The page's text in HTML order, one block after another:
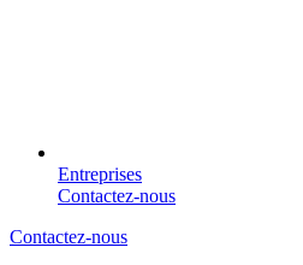
Entreprises
Contactez-nous
Contactez-nous